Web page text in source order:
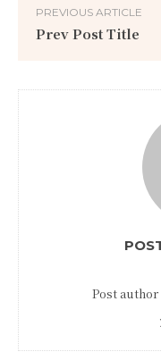
PREVIOUS ARTICLE
Prev Post Title
Post